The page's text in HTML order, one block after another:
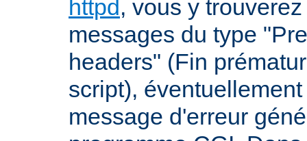
httpd, vous y
messages du type
headers" (Fin
script),
message d'erreur